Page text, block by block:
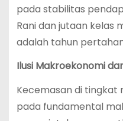
pada stabilitas
Rani dan jutaan kelas
adalah tahun
Ilusi Makroekonomi
Kecemasan di tingkat
pada fundamental